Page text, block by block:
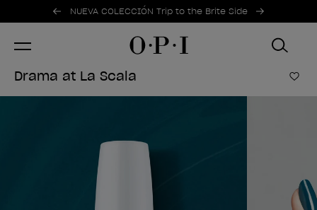
Ofertas promocionales
NUEVA COLECCIÓN Trip to the Brite Side
Item 1 of 2
Drama at La Scala